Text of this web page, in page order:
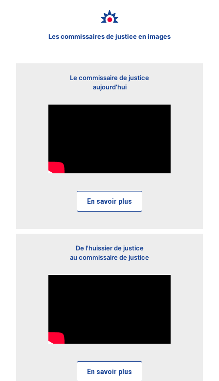
Les commissaires de justice en images
Le commissaire de justice
aujourd’hui
En savoir plus
De l'huissier de justice
au commissaire de justice
En savoir plus